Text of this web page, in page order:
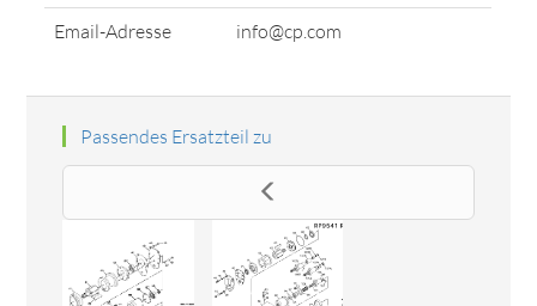
Email-Adresse
info@cp.com
Passendes Ersatzteil zu